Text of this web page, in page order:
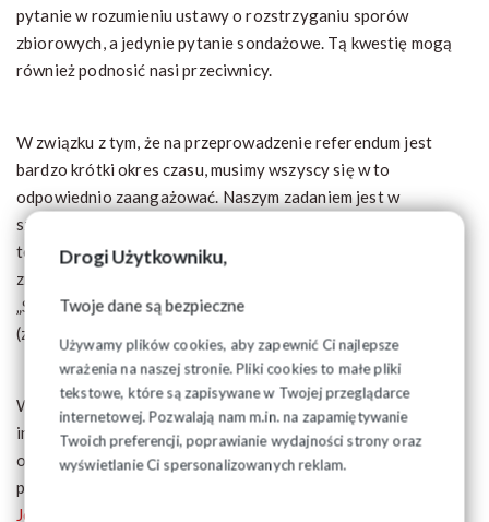
Drogi Użytkowniku,
Twoje dane są bezpieczne
Używamy plików cookies, aby zapewnić Ci najlepsze
wrażenia na naszej stronie. Pliki cookies to małe pliki
tekstowe, które są zapisywane w Twojej przeglądarce
internetowej. Pozwalają nam m.in. na zapamiętywanie
Twoich preferencji, poprawianie wydajności strony oraz
wyświetlanie Ci spersonalizowanych reklam.
pytanie w rozumieniu ustawy o rozstrzyganiu sporów
zbiorowych, a jedynie pytanie sondażowe. Tą kwestię mogą
również podnosić nasi przeciwnicy.
W związku z tym, że na przeprowadzenie referendum jest
bardzo krótki okres czasu, musimy wszyscy się w to
odpowiednio zaangażować. Naszym zadaniem jest w
szczególności zebrać głosy wszystkich naszych członków, po
to by związek mógł podjąć działania, z którymi będą się w
znaczącej większości identyfikować członkowie NSZZ
„Solidarność”. Swoje głosy mogą także oddać inni pracownicy
(zasady zostały opisane w przesłanej do OZ instrukcji).
W korespondencji z dnia 6 maja br. przesłaliśmy zestaw
informacji dotyczących referendum, które należy
obowiązkowo skierować do członków związku i pracowników
przed głosowaniem (są to:
Józefa Mozolewskiego do członków związku,